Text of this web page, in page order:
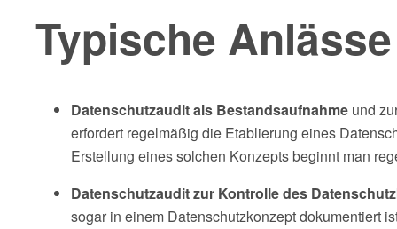
Typische
Datenschutzauditals Bestandsaufnahme und
erfordert regelmäßig die Etablierung eines
Erstellung eines solchen Konzepts beginnt man
Datenschutzaudit zur Kontrolle des
sogar in einem Datenschutzkonzept dokumentiert